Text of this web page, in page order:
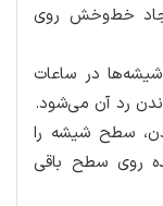
خط‌وخش روی
در ساعات
رد آن می‌شود.
سطح شیشه را
روی سطح باقی